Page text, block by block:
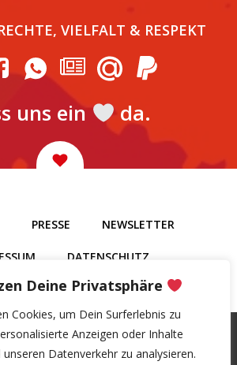
Deine Privatsphäre
Cookies, um Dein Surferlebnis zu
Anzeigen oder Inhalte
Datenverkehr zu analysieren.
VIELFALT & RESPEKT
uns ein da.
PRESSE NEWSLETTER
DATENSCHUTZ